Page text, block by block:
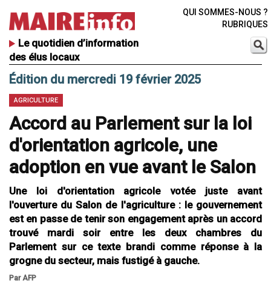
Le quotidien d’information
des élus locaux
QUI SOMMES-NOUS ?
RUBRIQUES
Édition du mercredi 19 février 2025
AGRICULTURE
Accord au Parlement sur la loi
d'orientation agricole, une
adoption en vue avant le Salon
Une loi d'orientation agricole votée juste avant
l'ouverture du Salon de l'agriculture : le gouvernement
est en passe de tenir son engagement après un accord
trouvé mardi soir entre les deux chambres du
Parlement sur ce texte brandi comme réponse à la
grogne du secteur, mais fustigé à gauche.
Par AFP